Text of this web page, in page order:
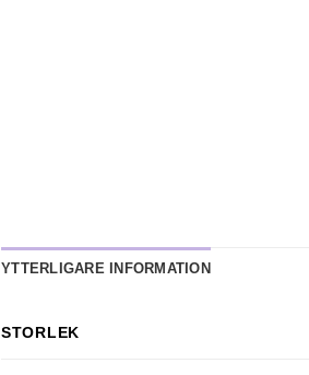
YTTERLIGARE INFORMATION
STORLEK